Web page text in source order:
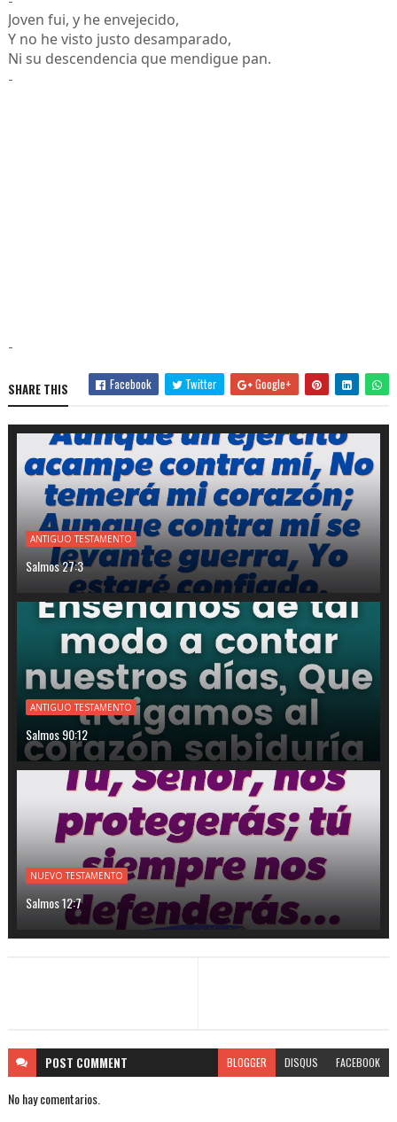
Joven fui, y he envejecido,
Y no he visto justo desamparado,
Ni su descendencia que mendigue pan.
-
-
SHARE THIS Facebook Twitter Google+
ANTIGUO TESTAMENTO
Salmos 27:3
ANTIGUO TESTAMENTO
Salmos 90:12
NUEVO TESTAMENTO
Salmos 12:7
POST COMMENT BLOGGER DISQUS FACEBOOK
No hay comentarios.